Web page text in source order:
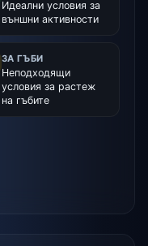
Идеални условия за
външни активности
ЗА ГЪБИ
Неподходящи
условия за растеж
на гъбите